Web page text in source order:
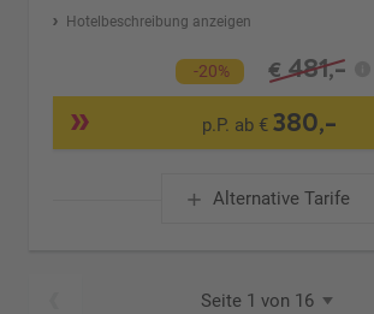
Hotelbeschreibung anzeigen
-20% € 481,-
p.P. ab € 380,-
Alternative Tarife
Seite 1 von 16